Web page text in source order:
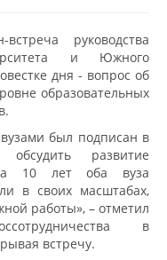
руководства
и Южного
дня - вопрос об
образовательных
был подписан в
развитие
10 лет оба вуза
в своих масштабах,
работы», – отметил
в
встречу.